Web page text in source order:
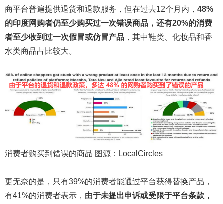
商平台普遍提供退货和退款服务，但在过去12个月内， 48%
的印度网购者仍至少购买过一次错误商品 ， 还有20%的消费
者至少收到过一次假冒或仿冒产品 ，其中鞋类、化妆品和香
水类商品占比较大。
消费者购买到错误的商品 图源：LocalCircles
更无奈的是，只有39%的消费者能通过平台获得替换产品，
有41%的消费者表示， 由于未提出申诉或受限于平台条款，